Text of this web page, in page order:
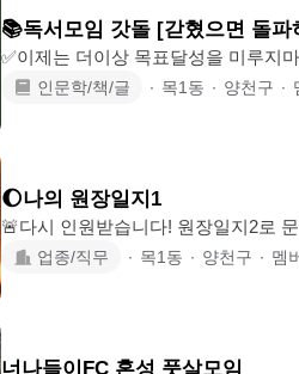
📚독서모임 갓돌 [갇혔으면 돌파
✅이제는 더이상 목표달성을 미루지마세요 ✅20대에 월수입 2000 돌파!
랜서가 오픈하는 자기계발 독서모임 ✅갇혔으면 돌파하자 라는 말이 어느 기차역
없겠더라구요 그때부터 퍼스널 브랜딩 시작후 제 사업을 시작했어요 다양한 사람
인문학/책/글 ∙ 목1동 ∙ 양천구 ∙
🌔나의 원장일지1
🚨다시 인원받습니다! 원장일지2로 문의주시면
가라" "하지만 멀리가려면 함께가라" 오래 더 멀리가기위해 서로서로 힘이 되어줄
표를 위한 팀작업 4.성공한 원장님 ➡️ 인터뷰 벙 🌕목표 모임원분
업종/직무 ∙ 목1동 ∙ 양천구 ∙ 멤
너나들이FC 혼성 풋살모임